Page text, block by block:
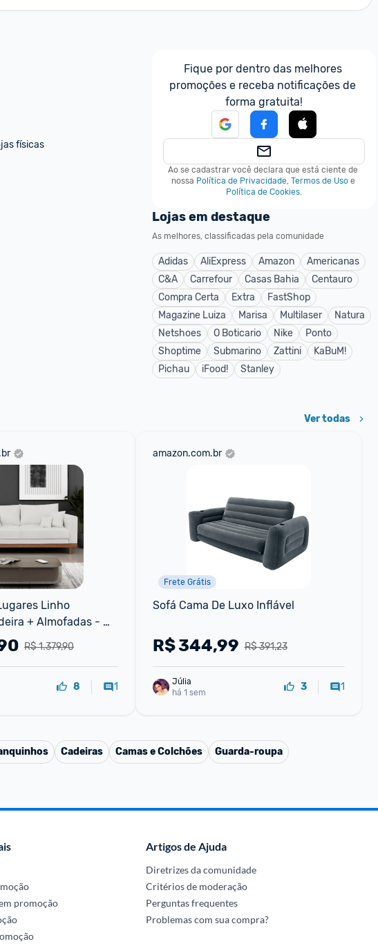
físicas
Fique por dentro das melhores
promoções e receba notificações de
forma gratuita!
Ao se cadastrar você declara que está ciente de
nossa Política de Privacidade, Termos de Uso e
Política de Cookies.
Lojas em destaque
As melhores, classificadas pela comunidade
Adidas AliExpress Amazon
Americanas
C&A
Carrefour Casas Bahia
Centauro
Compra Certa
Extra
FastShop
Magazine Luiza
Marisa Multilaser
Natura
Netshoes
O Boticario Nike
Ponto
Shoptime
Submarino Zattini
KaBuM!
Pichau
iFood! Stanley
Ver todas
Linho
+ Almofadas -
R$ 1.379,90
8 1
amazon.com.br
Frete Grátis
Sofá Cama De Luxo Inflável
R$ 391,23
R$344,99
Júlia
há 1 sem
3 1
Cadeiras Camas e Colchões Guarda-roupa
promoção
Artigos de Ajuda
Diretrizes da comunidade
Critérios de moderação
Perguntas frequentes
Problemas com sua compra?